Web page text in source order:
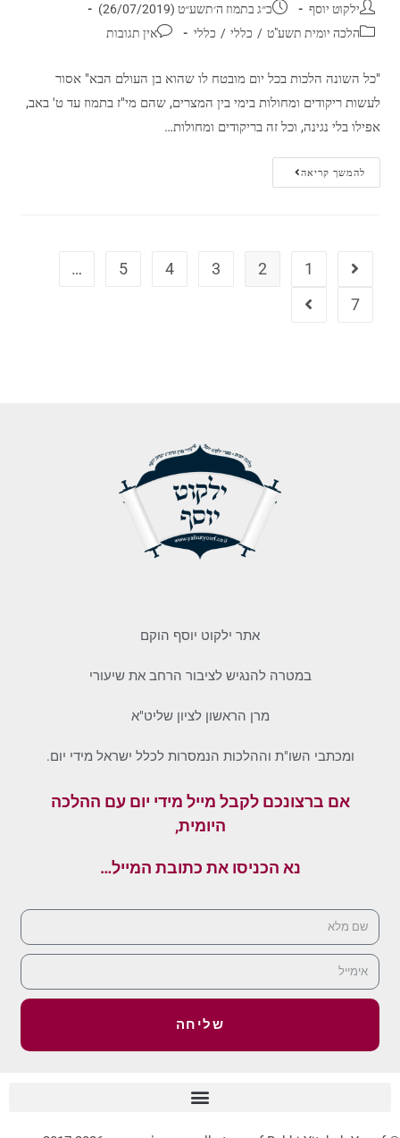
ילקוט יוסף
כ״ג בתמוז ה׳תשע״ט (26/07/2019)
הלכה יומית תשע"ט / כללי / כללי אין תגובות
"כל השונה הלכות בכל יום מובטח לו שהוא בן העולם הבא" אסור
לעשות ריקודים ומחולות בימי בין המצרים, שהם מי"ז בתמוז עד ט' באב,
אפילו בלי נגינה, וכל זה בריקודים ומחולות…
להמשך קריאה
1
2
3
4
5
…
7
אתר ילקוט יוסף הוקם
במטרה להנגיש לציבור הרחב את שיעורי
מרן הראשון לציון שליט"א
ומכתבי השו"ת וההלכות הנמסרות לכלל ישראל מידי יום.
אם ברצונכם לקבל מייל מידי יום עם ההלכה
היומית,
נא הכניסו את כתובת המייל…
שליחה